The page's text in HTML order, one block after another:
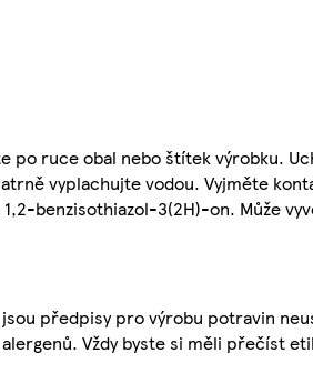
ruce obal nebo štítek výrobku.
vyplachujte vodou. Vyjměte
benzisothiazol-3(2H)-on. Může
předpisy pro výrobu potravin
Vždy byste si měli přečíst